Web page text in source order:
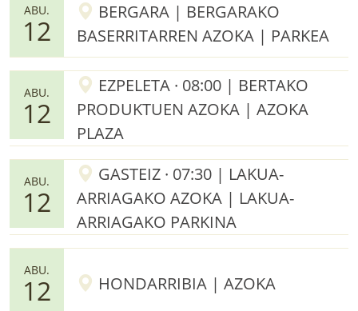
ABU.
12
BERGARA | BERGARAKO
BASERRITARREN AZOKA | PARKEA
ABU.
12
EZPELETA · 08:00 | BERTAKO
PRODUKTUEN AZOKA | AZOKA
PLAZA
ABU.
12
GASTEIZ · 07:30 | LAKUA-
ARRIAGAKO AZOKA | LAKUA-
ARRIAGAKO PARKINA
ABU.
12 HONDARRIBIA | AZOKA